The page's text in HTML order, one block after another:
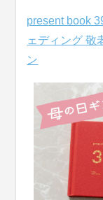
present book
ェディング 敬
ン